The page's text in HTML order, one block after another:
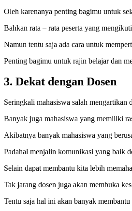
Oleh karenanya penting bagimu untuk
Bahkan rata – rata peserta yang
Namun tentu saja ada cara untuk
Penting bagimu untuk rajin belajar dan
3. Dekat dengan Dosen
Seringkali mahasiswa salah mengartikan
Banyak juga mahasiswa yang memiliki
Akibatnya banyak mahasiswa yang
Padahal menjalin komunikasi yang baik
Selain dapat membantu kita lebih
Tak jarang dosen juga akan membuka
Tentu saja hal ini akan banyak